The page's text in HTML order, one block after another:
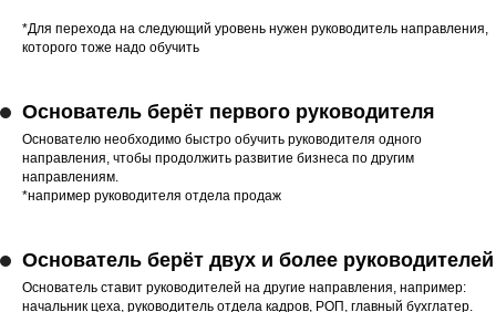
*Для перехода на следующий уровень нужен руководитель направления,
которого тоже надо обучить
Основатель берёт первого руководителя
Основателю необходимо быстро обучить руководителя одного
направления, чтобы продолжить развитие бизнеса по другим
направлениям.
*например руководителя отдела продаж
Основатель берёт двух и более руководителей
Основатель ставит руководителей на другие направления, например:
начальник цеха, руководитель отдела кадров, РОП, главный бухглатер.